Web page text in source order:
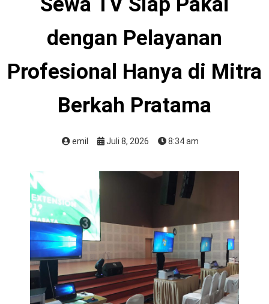
dengan Pelayanan
Profesional Hanya di Mitra
Berkah Pratama
emil Juli 8, 2026 8:34 am